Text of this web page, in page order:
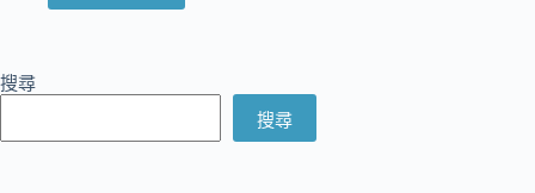
搜尋
搜尋